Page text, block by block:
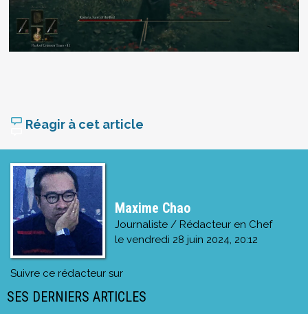
Réagir à cet article
Maxime Chao
Journaliste / Rédacteur en Chef
le vendredi 28 juin 2024, 20:12
Suivre ce rédacteur sur
SES DERNIERS ARTICLES